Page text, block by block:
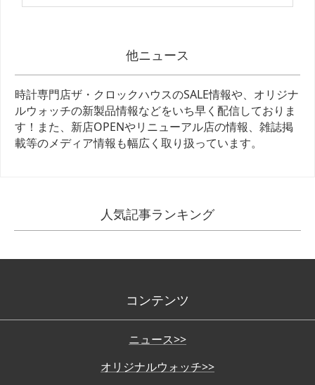
他ニュース
時計専門店ザ・クロックハウスのSALE情報や、オリジナ
ルウォッチの新製品情報などをいち早く配信しておりま
す！また、新店OPENやリニューアル店の情報、雑誌掲
載等のメディア情報も幅広く取り扱っています。
人気記事ランキング
コンテンツ
ニュース>>
オリジナルウォッチ>>